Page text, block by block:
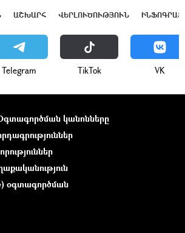
ԱՇԽԱՐՀ ՎԵՐԼՈՒԾՈՒԹՅՈՒՆ
Telegram ТikТоk VK
կանոնները
օգտագործման